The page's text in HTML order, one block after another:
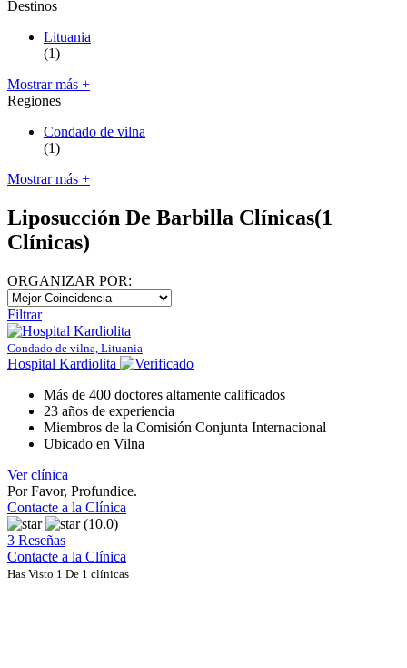
Destinos
Lituania
(1)
Mostrar más +
Regiones
Condado de vilna
(1)
Mostrar más +
Liposucción De Barbilla Clínicas(1
Clínicas)
ORGANIZAR POR:
Filtrar
Condado de vilna, Lituania
Hospital Kardiolita
Más de 400 doctores altamente calificados
23 años de experiencia
Miembros de la Comisión Conjunta Internacional
Ubicado en Vilna
Ver clínica
Por Favor, Profundice.
Contacte a la Clínica
(10.0)
3 Reseñas
Contacte a la Clínica
Has Visto 1 De 1 clínicas